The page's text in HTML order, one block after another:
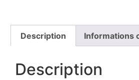
Description Informations
Description